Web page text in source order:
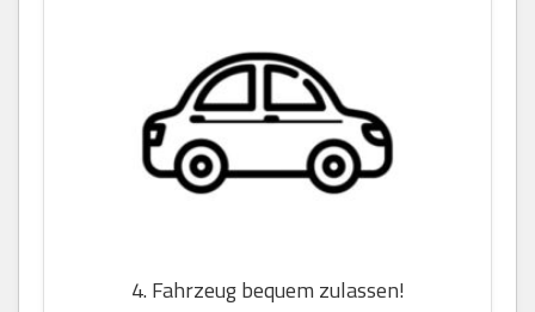
4. Fahrzeug bequem zulassen!